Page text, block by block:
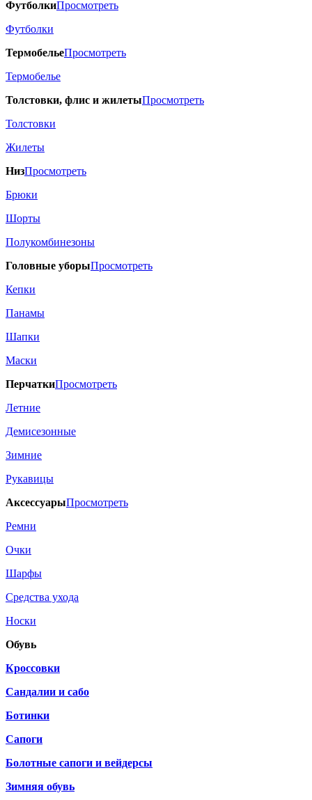
ФутболкиПросмотреть
Футболки
ТермобельеПросмотреть
Термобелье
Толстовки, флис и жилетыПросмотреть
Толстовки
Жилеты
НизПросмотреть
Брюки
Шорты
Полукомбинезоны
Головные уборыПросмотреть
Кепки
Панамы
Шапки
Маски
ПерчаткиПросмотреть
Летние
Демисезонные
Зимние
Рукавицы
АксессуарыПросмотреть
Ремни
Очки
Шарфы
Средства ухода
Носки
Обувь
Кроссовки
Сандалии и сабо
Ботинки
Сапоги
Болотные сапоги и вейдерсы
Зимняя обувь